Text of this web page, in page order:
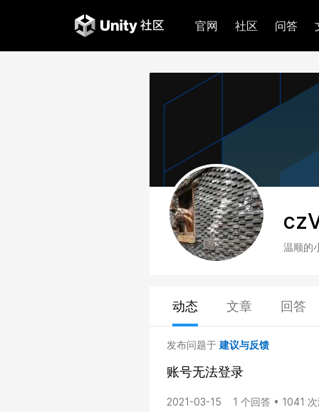
官网 社区 问答
温顺的
动态 文章 回答
发布问题于 建议与反馈
账号无法登录
2021-03-15 1 个回答 • 1041